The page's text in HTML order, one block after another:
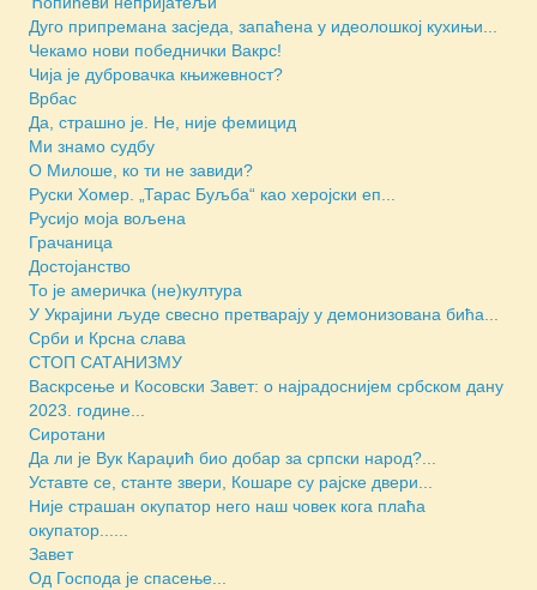
Дуго припремана засједа, запаћена у идеолошкој кухињи...
Чекамо нови победнички Вакрс!
Чија је дубровачка књижевност?
Врбас
Да, страшно је. Не, није фемицид
Ми знамо судбу
О Милоше, ко ти не завиди?
Руски Хомер. „Тарас Буљба“ као херојски еп...
Русијо моја вољена
Грачаница
Достојанство
То је америчка (не)култура
У Украјини људе свесно претварају у демонизована бића...
Срби и Крсна слава
СТОП САТАНИЗМУ
Васкрсење и Косовски Завет: о најрадоснијем србском дану
2023. године...
Сиротани
Да ли је Вук Караџић био добар за српски народ?...
Уставте се, станте звери, Кошаре су рајске двери...
Није страшан окупатор него наш човек кога плаћа
окупатор......
Завет
Од Господа је спасење...